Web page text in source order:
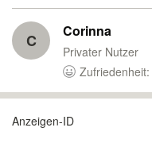
C Corinna
Privater Nutzer
Zufriedenheit:
Anzeigen-ID